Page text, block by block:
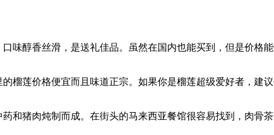
味醇香丝滑，是送礼佳品。虽然在国内也能买到，但是价格能
榴莲价格便宜而且味道正宗。如果你是榴莲超级爱好者，建
和猪肉炖制而成。在街头的马来西亚餐馆很容易找到，肉骨